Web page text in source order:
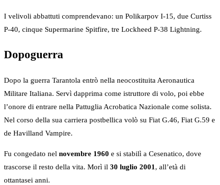
I velivoli abbattuti comprendevano: un Polikarpov I-15, due Curtiss
P-40, cinque Supermarine Spitfire, tre Lockheed P-38 Lightning.
Dopoguerra
Dopo la guerra Tarantola entrò nella neocostituita Aeronautica
Militare Italiana. Servì dapprima come istruttore di volo, poi ebbe
l’onore di entrare nella Pattuglia Acrobatica Nazionale come solista.
Nel corso della sua carriera postbellica volò su Fiat G.46, Fiat G.59 e
de Havilland Vampire.
Fu congedato nel novembre 1960 e si stabilì a Cesenatico, dove
trascorse il resto della vita. Morì il 30 luglio 2001 , all’età di
ottantasei anni.